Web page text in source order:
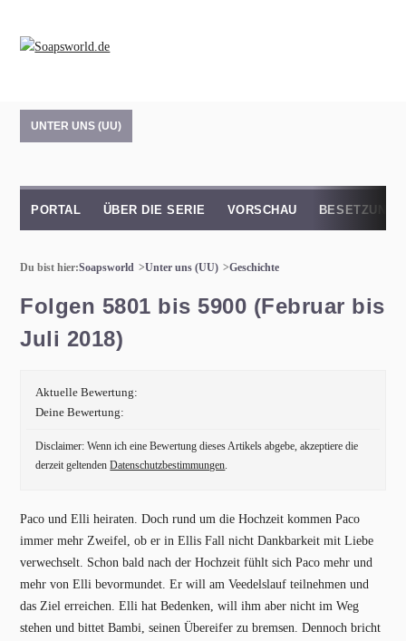
UNTER UNS (UU)
PORTAL ÜBER DIE SERIE VORSCHAU BESETZUNG
Du bist hier:Soapsworld Unter uns (UU) Geschichte
Folgen 5801 bis 5900 (Februar bis
Juli 2018)
Aktuelle Bewertung:
Deine Bewertung:
Disclaimer: Wenn ich eine Bewertung dieses Artikels abgebe, akzeptiere die
derzeit geltendenDatenschutzbestimmungen.
Paco und Elli heiraten. Doch rund um die Hochzeit kommen Paco
immer mehr Zweifel, ob er in Ellis Fall nicht Dankbarkeit mit Liebe
verwechselt. Schon bald nach der Hochzeit fühlt sich Paco mehr und
mehr von Elli bevormundet. Er will am Veedelslauf teilnehmen und
das Ziel erreichen. Elli hat Bedenken, will ihm aber nicht im Weg
stehen und bittet Bambi, seinen Übereifer zu bremsen. Dennoch bricht